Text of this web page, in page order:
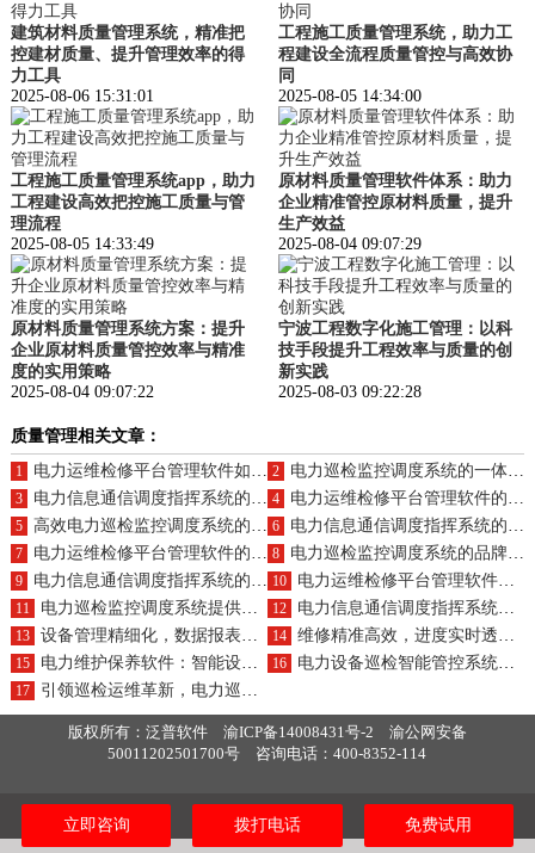
建筑材料质量管理系统，精准把
控建材质量、提升管理效率的得
力工具
2025-08-06 15:31:01
工程施工质量管理系统，助力工
程建设全流程质量管控与高效协
同
2025-08-05 14:34:00
工程施工质量管理系统app，助力
工程建设高效把控施工质量与管
理流程
2025-08-05 14:33:49
原材料质量管理软件体系：助力
企业精准管控原材料质量，提升
生产效益
2025-08-04 09:07:29
原材料质量管理系统方案：提升
企业原材料质量管控效率与精准
度的实用策略
2025-08-04 09:07:22
宁波工程数字化施工管理：以科
技手段提升工程效率与质量的创
新实践
2025-08-03 09:22:28
质量管理相关文章：
1 电力运维检修平台管理软件如何构建业务架构与产品？ 2 电力巡检监控调度系统的一体化业务与特色功能？
3 电力信息通信调度指挥系统的一体化业务与产品组合？ 4 电力运维检修平台管理软件的优选及价格？
5 高效电力巡检监控调度系统的预算范围？ 6 电力信息通信调度指挥系统的开发成本预估？
7 电力运维检修平台管理软件的自动化功能及供应商有哪些？ 8 电力巡检监控调度系统的品牌推荐及作用阐述？
9 电力信息通信调度指挥系统的主流品牌及核心作用？ 10 电力运维检修平台管理软件的服务及带来的好处有哪些？
11 电力巡检监控调度系统提供哪些服务？好处是什么？ 12 电力信息通信调度指挥系统的核心及带来的好处有哪些？
13 设备管理精细化，数据报表准确化，故障监控智能化：电力巡检监控调度系统，全面助力电力安全 14 维修精准高效，进度实时透明，故障防患于未然，备件快速响应：电力维护管理系统
15 电力维护保养软件：智能设备管理，精准维护计划，高效任务执行，实时进度追踪 16 电力设备巡检智能管控系统，执行管理严丝合缝！故障预警及时准确，数据管理智能分析
17 引领巡检运维革新，电力巡检系统实现任务高效、路径优化、工单智能、报告精准
版权所有：泛普软件 渝ICP备14008431号-2
渝公网安备
50011202501700号
咨询电话：400-8352-114
立即咨询 拨打电话 免费试用